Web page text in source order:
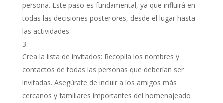
persona. Este paso es fundamental, ya que influirá en
todas las decisiones posteriores, desde el lugar hasta
las actividades.
Crea la lista de invitados: Recopila los nombres y
contactos de todas las personas que deberían ser
invitadas. Asegúrate de incluir a los amigos más
cercanos y familiares importantes del homenajeado